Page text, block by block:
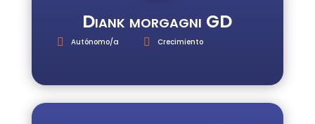
Diank morgagni GD
Autónomo/a Crecimiento